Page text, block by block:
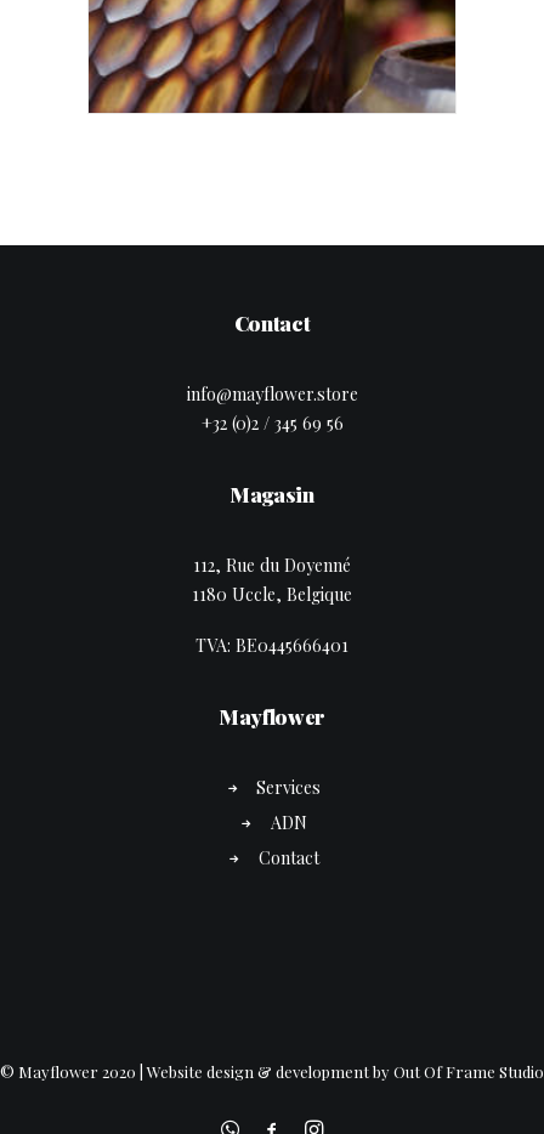
Contact
info@mayflower.store
+32 (0)2 / 345 69 56
Magasin
112, Rue du Doyenné
1180 Uccle, Belgique
TVA: BE0445666401
Mayflower
Services
ADN
Contact
© Mayflower 2020 | Website design & development by Out Of Frame Studio